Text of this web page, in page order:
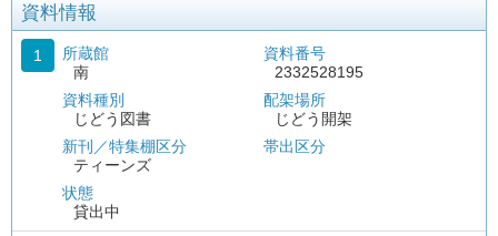
資料情報
1
所蔵館
南
資料種別
じどう図書
新刊／特集棚区分
ティーンズ
状態
貸出中
資料番号
2332528195
配架場所
じどう開架
帯出区分